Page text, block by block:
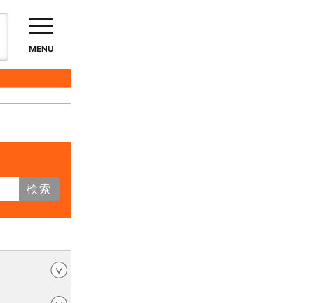
MENU
検索